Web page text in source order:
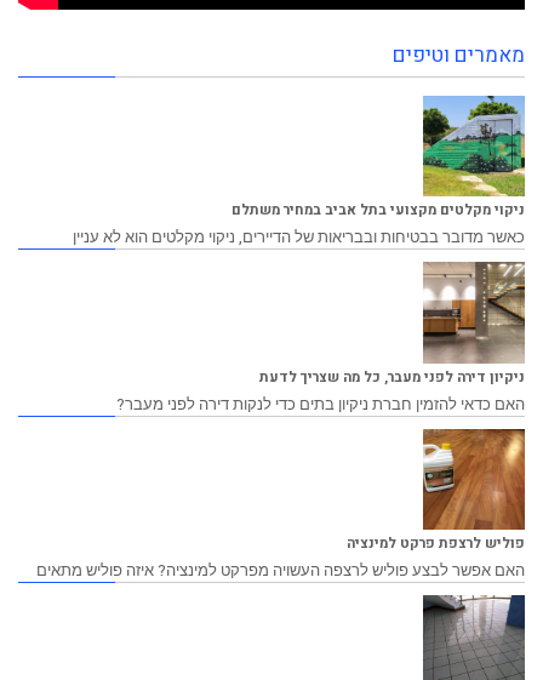
מאמרים וטיפים
ניקוי מקלטים מקצועי בתל אביב במחיר משתלם
כאשר מדובר בבטיחות ובבריאות של הדיירים, ניקוי מקלטים הוא לא עניין
ניקיון דירה לפני מעבר, כל מה שצריך לדעת
האם כדאי להזמין חברת ניקיון בתים כדי לנקות דירה לפני מעבר?
פוליש לרצפת פרקט למינציה
האם אפשר לבצע פוליש לרצפה העשויה מפרקט למינציה? איזה פוליש מתאים